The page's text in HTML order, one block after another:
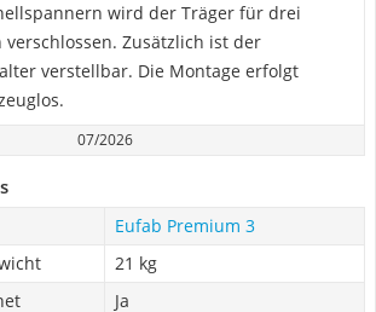
wird der Träger für drei
Zusätzlich ist der
verstellbar. Die Montage erfolgt
07/2026
Eufab Premium 3
21 kg
Ja